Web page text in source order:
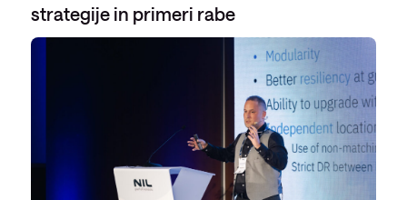
strategije in primeri rabe